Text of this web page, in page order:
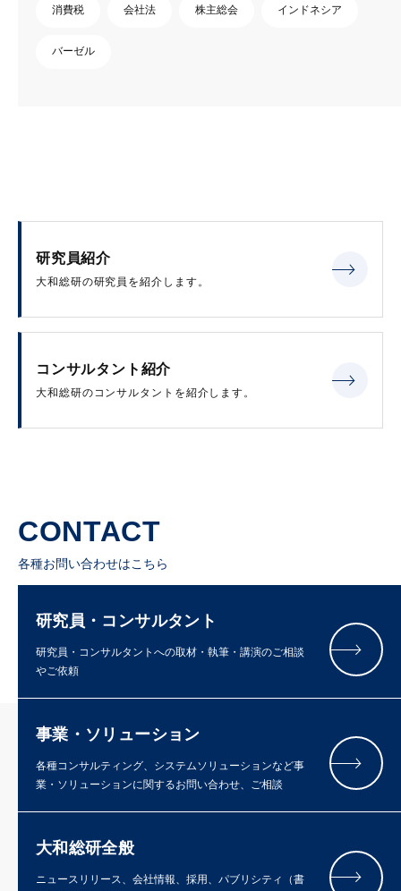
消費税 会社法 株主総会 インドネシア
バーゼル
研究員紹介
大和総研の研究員を紹介します。
コンサルタント紹介
大和総研のコンサルタントを紹介します。
CONTACT
各種お問い合わせはこちら
研究員・コンサルタント
研究員・コンサルタントへの取材・執筆・講演のご相談
やご依頼
事業・ソリューション
各種コンサルティング、システムソリューションなど事
業・ソリューションに関するお問い合わせ、ご相談
大和総研全般
ニュースリリース、会社情報、採用、パブリシティ（書